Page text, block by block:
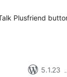
Plusfriend